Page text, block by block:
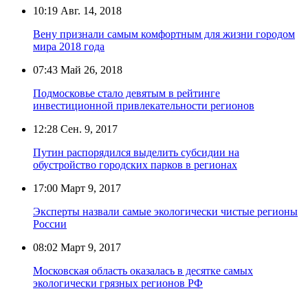
10:19 Авг. 14, 2018
Вену признали самым комфортным для жизни городом
мира 2018 года
07:43 Май 26, 2018
Подмосковье стало девятым в рейтинге
инвестиционной привлекательности регионов
12:28 Сен. 9, 2017
Путин распорядился выделить субсидии на
обустройство городских парков в регионах
17:00 Март 9, 2017
Эксперты назвали самые экологически чистые регионы
России
08:02 Март 9, 2017
Московская область оказалась в десятке самых
экологически грязных регионов РФ